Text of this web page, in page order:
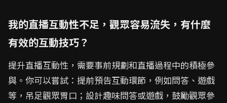
我的直播互動性不足，觀眾容易流失，有什麼
有效的互動技巧？
提升直播互動性，需要事前規劃和直播過程中的積極參
與。你可以嘗試：提前預告互動環節，例如問答、遊戲
等，吊足觀眾胃口；設計趣味問答或遊戲，鼓勵觀眾參